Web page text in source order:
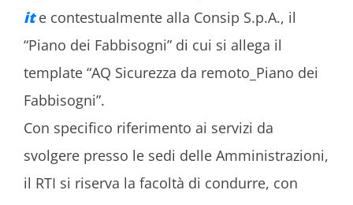
ite contestualmente alla Consip S.p.A., il
“Piano dei Fabbisogni” di cui si allega il
template “AQ Sicurezza da remoto_Piano dei
Fabbisogni”.
Con specifico riferimento ai servizi da
svolgere presso le sedi delle Amministrazioni,
il RTI si riserva la facoltà di condurre, con